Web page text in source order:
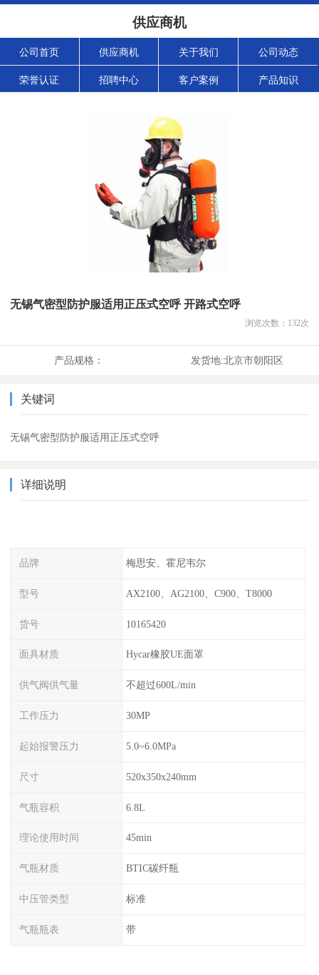
供应商机
公司首页 供应商机 关于我们 公司动态
荣誉认证 招聘中心 客户案例 产品知识
无锡气密型防护服适用正压式空呼 开路式空呼
浏览次数： 132次
产品规格： 发货地:北京市朝阳区
关键词
无锡气密型防护服适用正压式空呼
详细说明
品牌 梅思安、霍尼韦尔
型号 AX2100、AG2100、C900、T8000
货号 10165420
面具材质 Hycar橡胶UE面罩
供气阀供气量 不超过600L/min
工作压力 30MP
起始报警压力 5.0~6.0MPa
尺寸 520x350x240mm
气瓶容积 6.8L
理论使用时间 45min
气瓶材质 BTIC碳纤瓶
中压管类型 标准
气瓶瓶表 带